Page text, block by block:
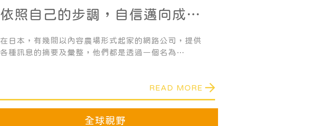
依照自己的步調，自信邁向成功
之路
在日本，有幾間以內容農場形式起家的網路公司，提供
各種訊息的摘要及彙整，他們都是透過一個名為
READ MORE
全球視野